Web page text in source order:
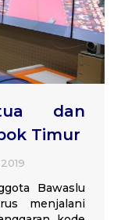
dan
Timur
Bawaslu
menjalani